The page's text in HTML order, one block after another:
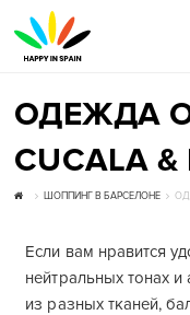
ОДЕЖДА
CUCALA &
ШОППИНГ В БАРСЕЛОНЕ
Если вам нравится
нейтральных тонах
из разных тканей,